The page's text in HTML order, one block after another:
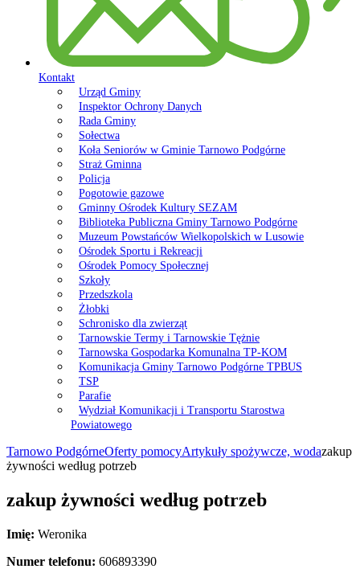
Kontakt
Urząd Gminy
Inspektor Ochrony Danych
Rada Gminy
Sołectwa
Koła Seniorów w Gminie Tarnowo Podgórne
Straż Gminna
Policja
Pogotowie gazowe
Gminny Ośrodek Kultury SEZAM
Biblioteka Publiczna Gminy Tarnowo Podgórne
Muzeum Powstańców Wielkopolskich w Lusowie
Ośrodek Sportu i Rekreacji
Ośrodek Pomocy Społecznej
Szkoły
Przedszkola
Żłobki
Schronisko dla zwierząt
Tarnowskie Termy i Tarnowskie Tężnie
Tarnowska Gospodarka Komunalna TP-KOM
Komunikacja Gminy Tarnowo Podgórne TPBUS
TSP
Parafie
Wydział Komunikacji i Transportu Starostwa
Powiatowego
Tarnowo PodgórneOferty pomocyArtykuły spożywcze, wodazakup
żywności według potrzeb
zakup żywności według potrzeb
Imię: Weronika
Numer telefonu: 606893390